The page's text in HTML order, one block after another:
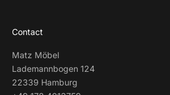
Contact
Matz Möbel
Lademannbogen 124
22339 Hamburg